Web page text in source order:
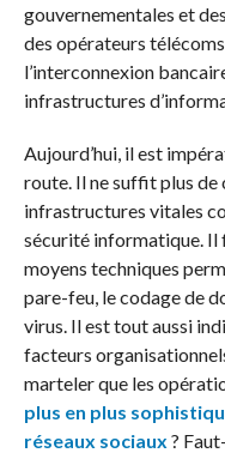
gouvernementales et
des opérateurs
l’interconnexion
infrastructures
Aujourd’hui, il est
route. Il ne suffit plus
infrastructures vitales
sécurité informatique. Il
moyens techniques
pare-feu, le codage de
virus. Il est tout aussi
facteurs
marteler que les
plus en plus
réseaux sociaux ?